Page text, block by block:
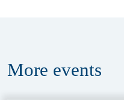
More events